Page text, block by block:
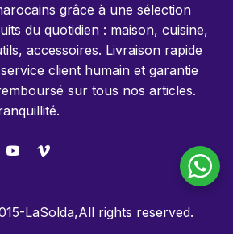
grâce à une sélection
du quotidien : maison, cuisine,
accessoires. Livraison rapide
client humain et garantie
sur tous nos articles.
LaSolda,All rights reserved.